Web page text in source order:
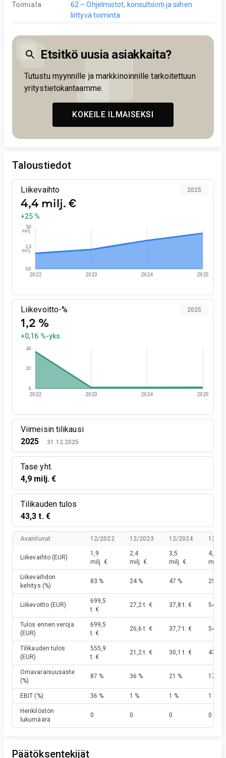
Toimiala
62 – Ohjelmistot, konsultointi ja siihen
liittyvä toiminta
Etsitkö uusia asiakkaita?
Tutustu myynnille ja markkinoinnille tarkoitettuun
yritystietokantaamme.
KOKEILE ILMAISEKSI
Taloustiedot
Liikevaihto
4,4 milj. €
+25 %
2025
2022 2023 2024 2025
0,0
2,5
milj.
5,0
milj.
Liikevoitto-%
1,2 %
+0,16 %-yks.
2025
2022 2023 2024 2025
0
20
40
Viimeisin tilikausi
2025
31.12.2025
Tase yht.
4,9 milj. €
Tilikauden tulos
43,3 t. €
Avainluvut 12/2022 12/2023 12/2024 12/
Liikevaihto (EUR)
1,9
milj. €
2,4
milj. €
3,5
milj. €
4,4
milj. €
Liikevaihdon
kehitys (%)
83 % 24 % 47 % 25 %
Liikevoitto (EUR)
699,5
t. €
27,2 t. € 37,8 t. € 54,6
Tulos ennen veroja
(EUR)
699,5
t. €
26,6 t. € 37,7 t. € 54,6
Tilikauden tulos
(EUR)
555,9
t. €
21,2 t. € 30,1 t. € 43,3
Omavaraisuusaste
(%)
87 % 36 % 21 % 17 %
EBIT (%) 36 % 1 % 1 % 1 %
Henkilöstön
lukumäärä
0 0 0 0
Päätöksentekijät